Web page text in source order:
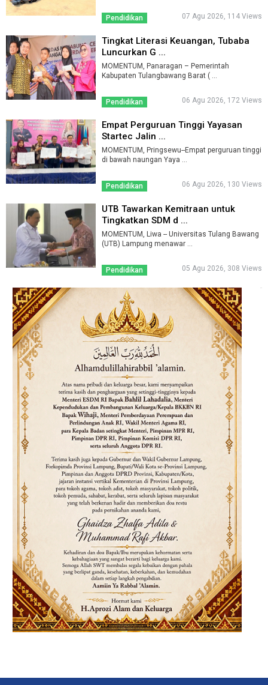
Pendidikan 07 Agu 2026, 114 Views
Tingkat Literasi Keuangan, Tubaba
Luncurkan G ...
MOMENTUM, Panaragan – Pemerintah
Kabupaten Tulangbawang Barat ( ...
Pendidikan 06 Agu 2026, 172 Views
Empat Perguruan Tinggi Yayasan
Startec Jalin ...
MOMENTUM, Pringsewu--Empat perguruan tinggi
di bawah naungan Yaya ...
Pendidikan 06 Agu 2026, 130 Views
UTB Tawarkan Kemitraan untuk
Tingkatkan SDM d ...
MOMENTUM, Liwa -- Universitas Tulang Bawang
(UTB) Lampung menawar ...
Pendidikan 05 Agu 2026, 308 Views